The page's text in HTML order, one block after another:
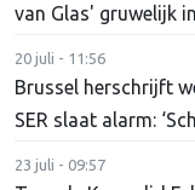
van Glas' gruwelijk
20 juli - 11:56
Brussel herschrijft
SER slaat alarm:
23 juli - 09:57